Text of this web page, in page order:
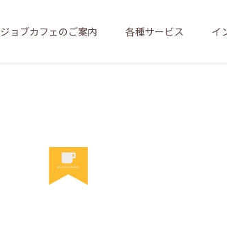
ジョブカフェのご案内 各種サービス イ